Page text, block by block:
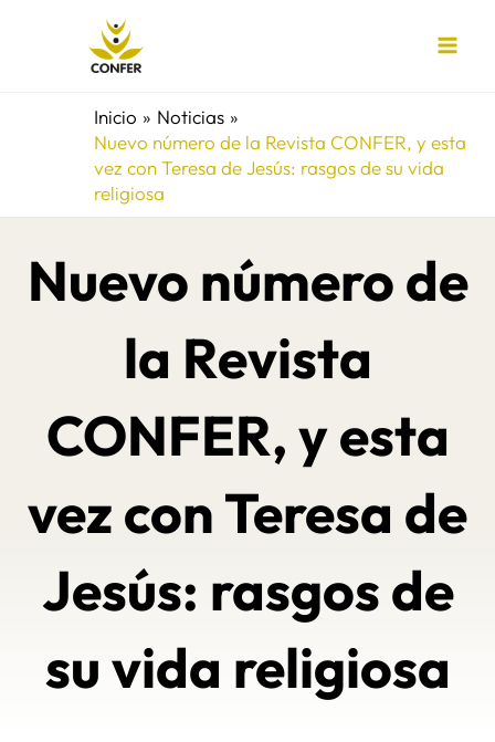
Inicio
Noticias
Nuevo número de la Revista CONFER, y esta
vez con Teresa de Jesús: rasgos de su vida
religiosa
Nuevo número de
la Revista
CONFER, y esta
vez con Teresa de
Jesús: rasgos de
su vida religiosa